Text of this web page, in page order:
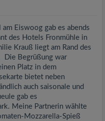
Eiswoog gab es abends
des Hotels Fronmühle in
Krauß liegt am Rand des
Die Begrüßung war
Platz in dem
bietet neben
auch saisonale und
gab es
Meine Partnerin wählte
Mozzarella-Spieß